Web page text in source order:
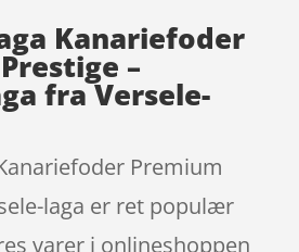
Kanariefoder
–
fra Versele-
Premium
laga er ret populær
varer i onlineshoppen